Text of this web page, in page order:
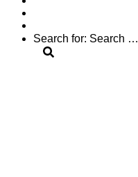
Search for: Search …